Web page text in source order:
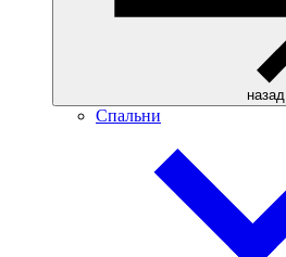
назад
Спальни